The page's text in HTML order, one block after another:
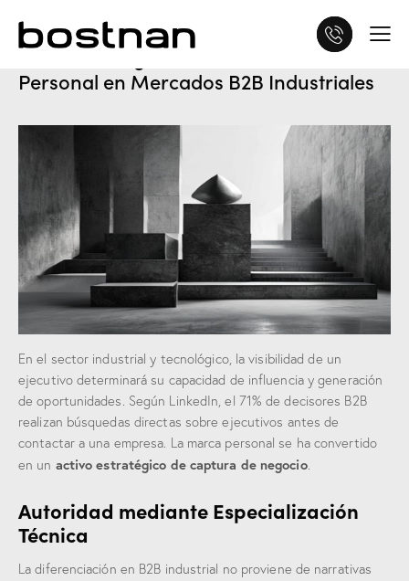
Autoridad Digital: Construir Marca
Personal en Mercados B2B Industriales
En el sector industrial y tecnológico, la visibilidad de un
ejecutivo determinará su capacidad de influencia y generación
de oportunidades. Según LinkedIn, el 71% de decisores B2B
realizan búsquedas directas sobre ejecutivos antes de
contactar a una empresa. La marca personal se ha convertido
en un activo estratégico de captura de negocio.
Autoridad mediante Especialización
Técnica
La diferenciación en B2B industrial no proviene de narrativas